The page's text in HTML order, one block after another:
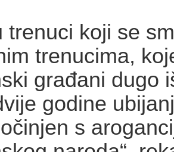
trenuci koji se
trenucima,
građani dugo
godine
s